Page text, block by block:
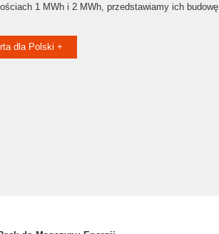
1 MWh i 2 MWh, przedstawiamy ich budowę
dla Polski +